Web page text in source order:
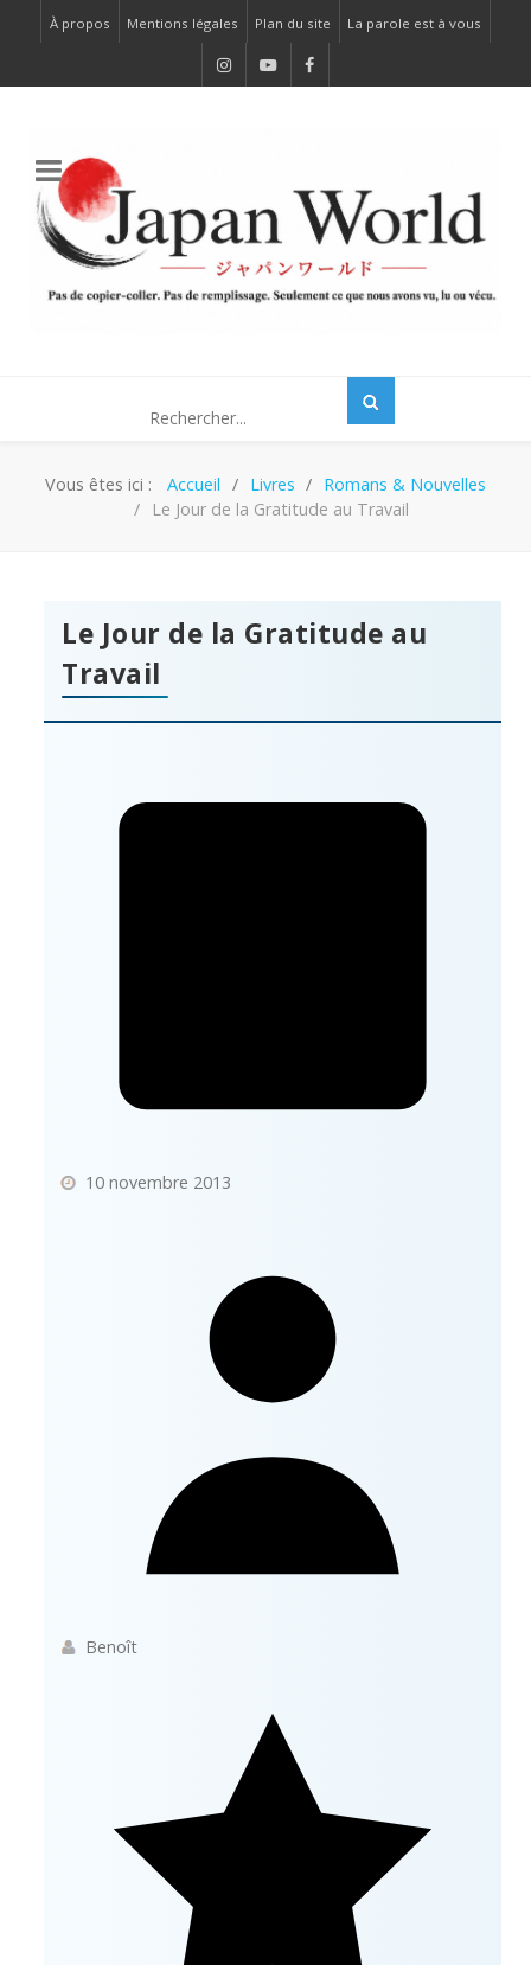
À propos Mentions légales Plan du site La parole est à vous
Vous êtes ici : Accueil Livres
Romans & Nouvelles
Le Jour de la Gratitude au Travail
Le Jour de la Gratitude au
Travail
10 novembre 2013
Benoît